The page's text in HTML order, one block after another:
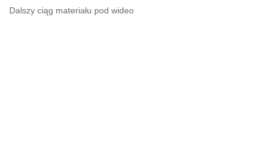
Dalszy ciąg materiału pod wideo